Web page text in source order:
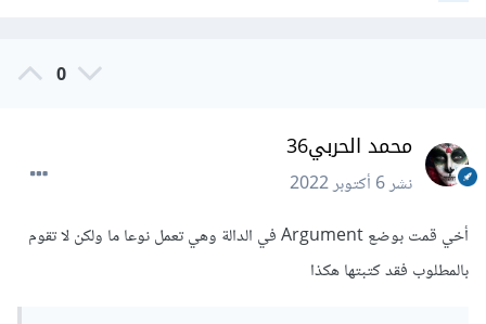
0
محمد الحربي36
نشر6 أكتوبر 2022
أخي قمت بوضع Argument في الدالة وهي تعمل نوعا ما ولكن لا تقوم
بالمطلوب فقد كتبتها هكذا